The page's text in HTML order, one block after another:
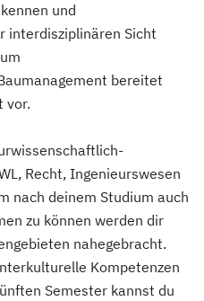
und
interdisziplinären Sicht
bereitet
vor.
Recht, Ingenieurswesen
nach deinem Studium auch
zu können werden dir
nahegebracht.
Kompetenzen
Semester kannst du